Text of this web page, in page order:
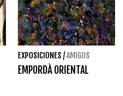
EXPOSICIONES /AMIGOS
EMPORDÀ ORIENTAL